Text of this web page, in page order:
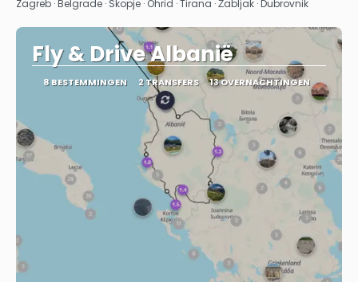
Zagreb · Belgrade · Skopje · Ohrid · Tirana · Žabljak · Dubrovnik
Fly & Drive Albanië
8 BESTEMMINGEN 2 TRANSFERS 13 OVERNACHTINGEN